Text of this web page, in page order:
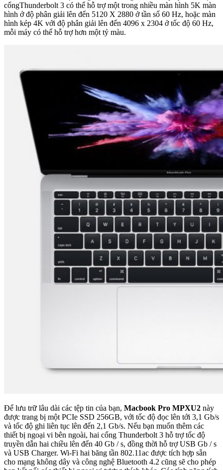
cổngThunderbolt 3 có thể hỗ trợ một trong nhiều màn hình 5K màn
hình ở độ phân giải lên đến 5120 X 2880 ở tần số 60 Hz, hoặc màn
hình kép 4K với độ phân giải lên đến 4096 x 2304 ở tốc độ 60 Hz,
mỗi máy có thể hỗ trợ hơn một tỷ màu.
Để lưu trữ lâu dài các tệp tin của bạn, Macbook Pro MPXU2 này
được trang bị một PCIe SSD 256GB, với tốc độ đọc lên tới 3,1 Gb/s
và tốc độ ghi liên tục lên đến 2,1 Gb/s. Nếu bạn muốn thêm các
thiết bị ngoại vi bên ngoài, hai cổng Thunderbolt 3 hỗ trợ tốc độ
truyền dẫn hai chiều lên đến 40 Gb / s, đồng thời hỗ trợ USB Gb / s
và USB Charger. Wi-Fi hai băng tần 802.11ac được tích hợp sẵn
cho mạng không dây và công nghệ Bluetooth 4.2 cũng sẽ cho phép